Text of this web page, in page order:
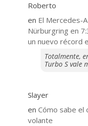
Roberto
en El Mercedes-
Nürburgring en
un nuevo récord
Totalmente,
Turbo S vale
Slayer
en ​Cómo sabe el
volante